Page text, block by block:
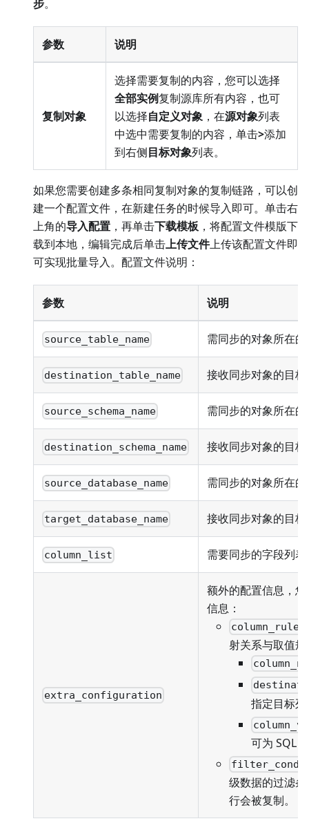
步。
参数 说明
复制对象
选择需要复制的内容，您可以选择
全部实例复制源库所有内容，也可
以选择自定义对象 ，在源对象列表
中选中需要复制的内容，单击>添加
到右侧目标对象列表。
如果您需要创建多条相同复制对象的复制链路，可以创
建一个配置文件，在新建任务的时候导入即可。单击右
上角的导入配置 ，再单击下载模板 ，将配置文件模版下
载到本地，编辑完成后单击上传文件上传该配置文件即
可实现批量导入。配置文件说明：
参数 说明
source_table_name 需同步的对象所在
destination_table_name 接收同步对象的目
source_schema_name 需同步的对象所在
destination_schema_name 接收同步对象的目
source_database_name 需同步的对象所在
target_database_name 接收同步对象的目
column_list 需要同步的字段列表
extra_configuration
额外的配置信息，
信息：
column_rules
射关系与取值
指定目标
可为 SQL
级数据的过滤
行会被复制。